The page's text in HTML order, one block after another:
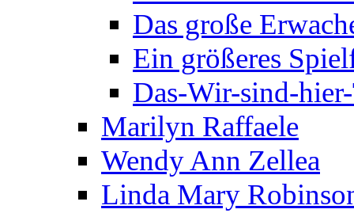
Das große
Ein größeres
Das-Wir-sind-
Marilyn Raffaele
Wendy Ann Zellea
Linda Mary